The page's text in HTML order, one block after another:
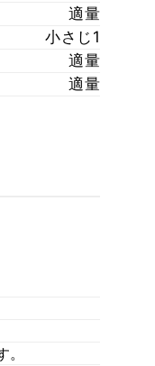
適量
小さじ1
適量
適量